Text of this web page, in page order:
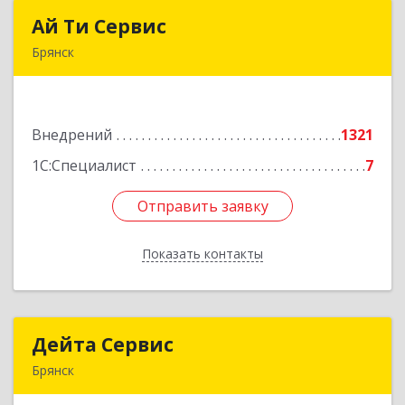
Ай Ти Сервис
Брянск
Внедрений
1321
1С:Специалист
7
Отправить заявку
Показать контакты
Подробнее
Отправить заявку
Назад
Дейта Сервис
Брянск